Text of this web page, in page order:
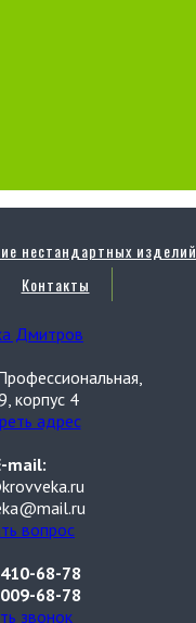
нестандартных изделий
Контакты
Профессиональная,
корпус 4
адрес
mail:
вопрос
68-78
68-78
звонок